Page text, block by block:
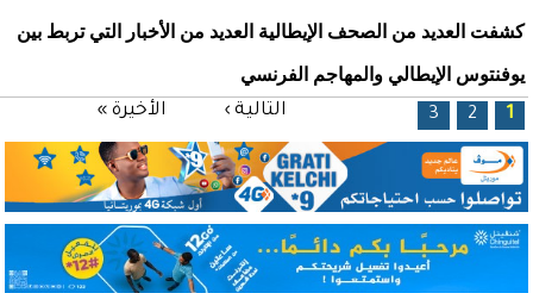
كشفت العديد من الصحف الإيطالية العديد من الأخبار التي تربط بين
يوفنتوس الإيطالي والمهاجم الفرنسي
الصفحات
1
2
3 التالية › الأخيرة »